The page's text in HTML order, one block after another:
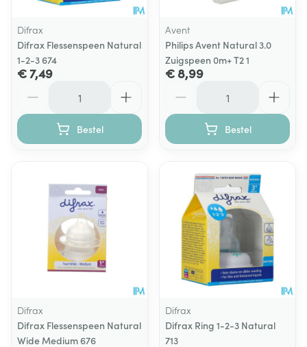
Difrax
Difrax Flessenspeen Natural
1-2-3 674
€ 7,49
Bestel
Avent
Philips Avent Natural 3.0
Zuigspeen 0m+ T2 1
€ 8,99
Bestel
Difrax
Difrax Flessenspeen Natural
Wide Medium 676
Difrax
Difrax Ring 1-2-3 Natural
713